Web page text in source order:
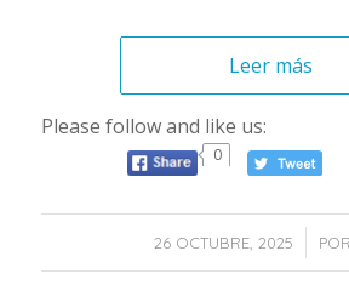
Leer más
Please follow and like us:
0
26 OCTUBRE, 2025
/